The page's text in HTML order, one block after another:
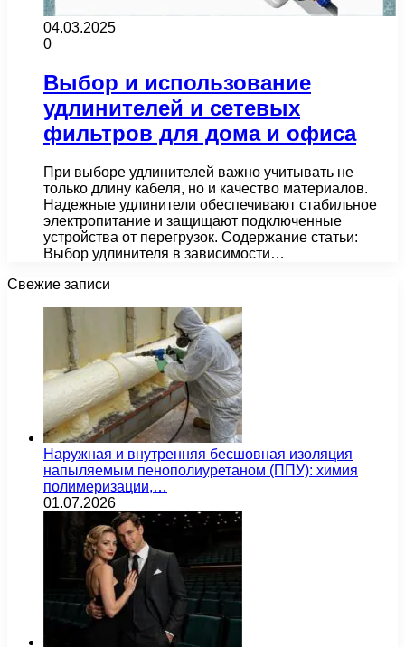
04.03.2025
0
Выбор и использование
удлинителей и сетевых
фильтров для дома и офиса
При выборе удлинителей важно учитывать не
только длину кабеля, но и качество материалов.
Надежные удлинители обеспечивают стабильное
электропитание и защищают подключенные
устройства от перегрузок. Содержание статьи:
Выбор удлинителя в зависимости…
Свежие записи
Наружная и внутренняя бесшовная изоляция
напыляемым пенополиуретаном (ППУ): химия
полимеризации,…
01.07.2026